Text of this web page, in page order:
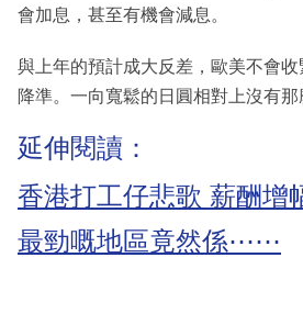
會加息，甚至有機會減息。
與上年的預計成大反差，歐美不會
降準。一向寬鬆的日圓相對上沒有那
延伸閱讀：
香港打工仔悲歌 薪酬增
最勁嘅地區竟然係⋯⋯